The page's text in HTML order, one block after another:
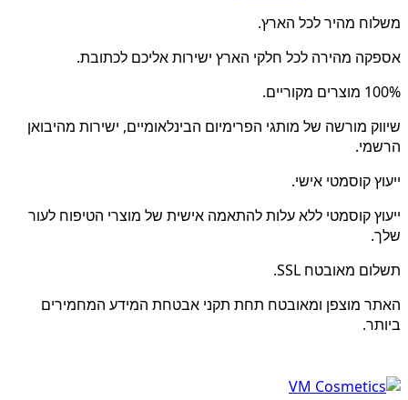
משלוח מהיר לכל הארץ.
אספקה מהירה לכל חלקי הארץ ישירות אליכם לכתובת.
100% מוצרים מקוריים.
שיווק מורשה של מותגי הפרימיום הבינלאומיים, ישירות מהיבואן
הרשמי.
ייעוץ קוסמטי אישי.
ייעוץ קוסמטי ללא עלות להתאמה אישית של מוצרי הטיפוח לעור
שלך.
תשלום מאובטח SSL.
האתר מוצפן ומאובטח תחת תקני אבטחת המידע המחמירים
ביותר.